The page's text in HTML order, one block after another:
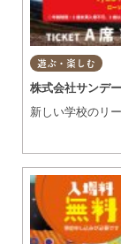
遊ぶ・楽しむ
株式会社サンデ
新しい学校のリ